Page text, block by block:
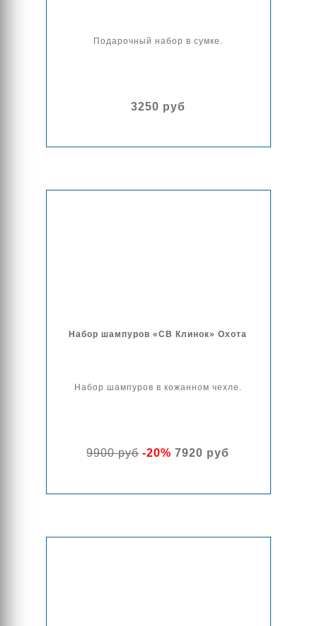
Подарочный набор в сумке.
3250 руб
Набор шампуров «СВ Клинок» Охота
Набор шампуров в кожанном чехле.
9900 руб-20% 7920 руб